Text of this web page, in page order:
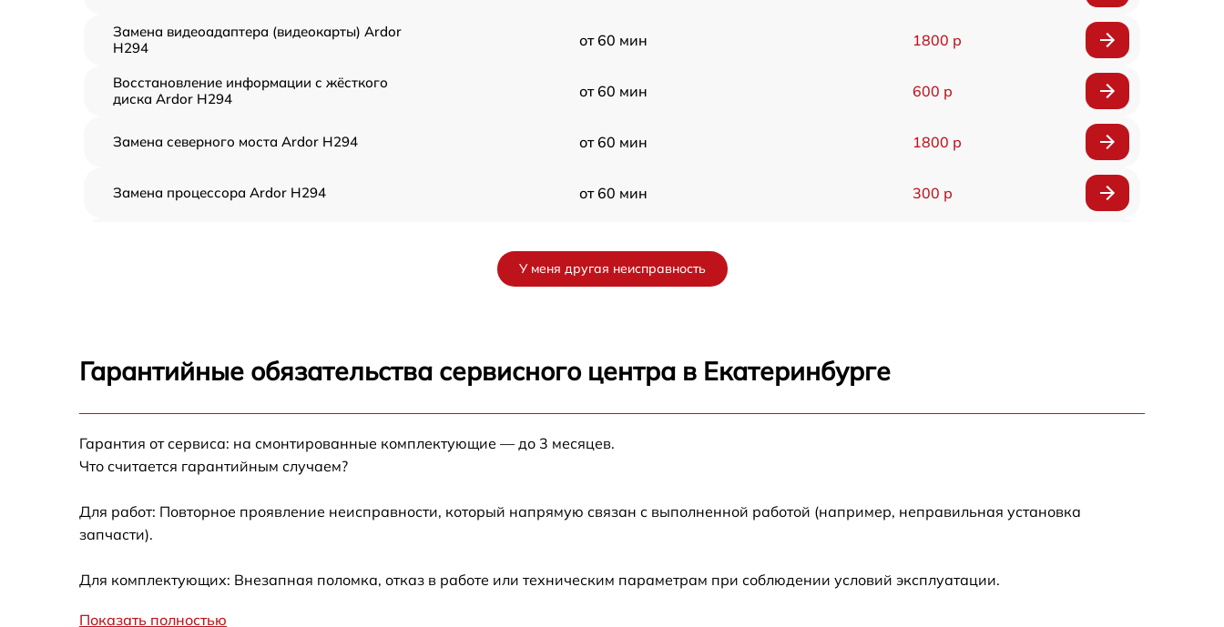
Замена видеоадаптера (видеокарты) Ardor
H294
от 60 мин 1800 р
Восстановление информации с жёсткого
диска Ardor H294
от 60 мин 600 р
Замена северного моста Ardor H294 от 60 мин 1800 р
Замена процессора Ardor H294 от 60 мин 300 р
Замена звуковой платы Ardor H294 от 60 мин
У меня другая неисправность
Гарантийные обязательства сервисного центра в Екатеринбурге
Гарантия от сервиса: на смонтированные комплектующие — до 3 месяцев.
Что считается гарантийным случаем?
Для работ: Повторное проявление неисправности, который напрямую связан с выполненной работой (например, неправильная установка
запчасти).
Для комплектующих: Внезапная поломка, отказ в работе или техническим параметрам при соблюдении условий эксплуатации.
Показать полностью